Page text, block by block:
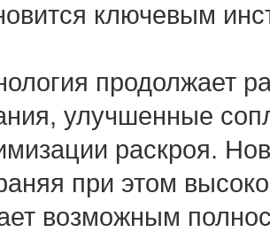
ключевым
продолжает
улучшенные
раскроя.
при этом
возможным